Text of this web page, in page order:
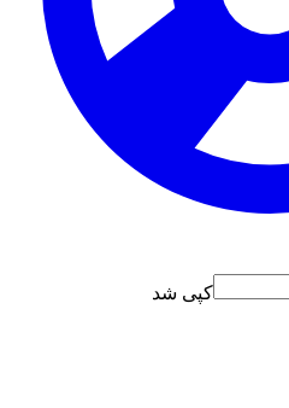
کپی شد